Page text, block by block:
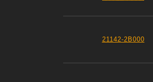
21142-2B000